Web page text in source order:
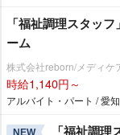
「福祉調理スタッ
ーム
株式会社reborn/メディケ
時給1,140円～
アルバイト・パート / 愛
NEW 「福祉調